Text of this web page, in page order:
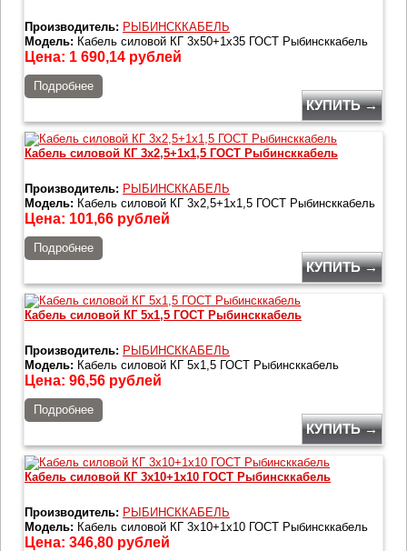
Производитель: РЫБИНСККАБЕЛЬ
Модель: Кабель силовой КГ 3х50+1х35 ГОСТ Рыбинсккабель
Цена: 1 690,14 рублей
Подробнее
КУПИТЬ →
Кабель силовой КГ 3х2,5+1х1,5 ГОСТ Рыбинсккабель
Производитель: РЫБИНСККАБЕЛЬ
Модель: Кабель силовой КГ 3х2,5+1х1,5 ГОСТ Рыбинсккабель
Цена: 101,66 рублей
Подробнее
КУПИТЬ →
Кабель силовой КГ 5х1,5 ГОСТ Рыбинсккабель
Производитель: РЫБИНСККАБЕЛЬ
Модель: Кабель силовой КГ 5х1,5 ГОСТ Рыбинсккабель
Цена: 96,56 рублей
Подробнее
КУПИТЬ →
Кабель силовой КГ 3х10+1х10 ГОСТ Рыбинсккабель
Производитель: РЫБИНСККАБЕЛЬ
Модель: Кабель силовой КГ 3х10+1х10 ГОСТ Рыбинсккабель
Цена: 346,80 рублей